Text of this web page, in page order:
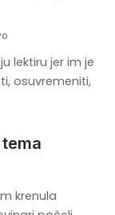
lektiru jer im je
osuvremeniti,
krenula